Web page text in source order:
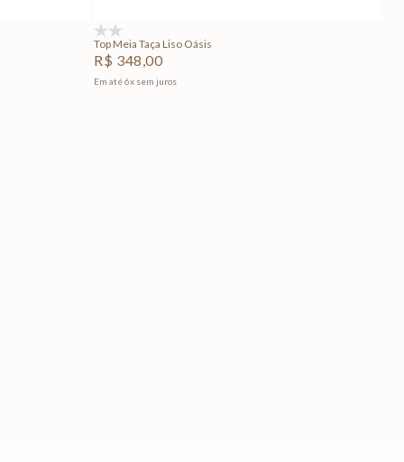
Top Meia Taça Liso Oásis
R$ 348,00
Em até6x sem juros